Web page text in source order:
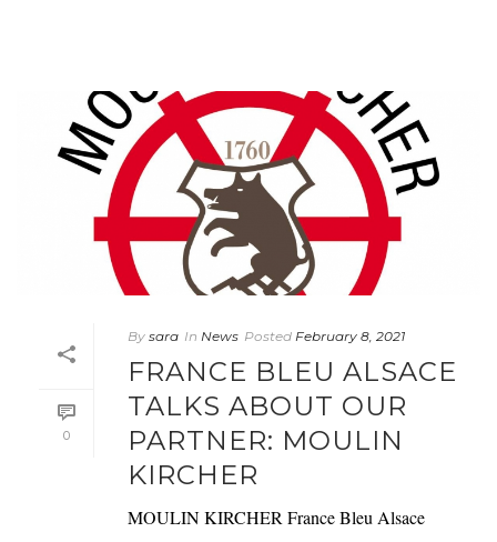
0
By sara In News Posted February 8, 2021
FRANCE BLEU ALSACE
TALKS ABOUT OUR
PARTNER: MOULIN
KIRCHER
MOULIN KIRCHER France Bleu Alsace